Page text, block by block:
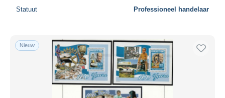
Statuut Professioneel handelaar
Nieuw